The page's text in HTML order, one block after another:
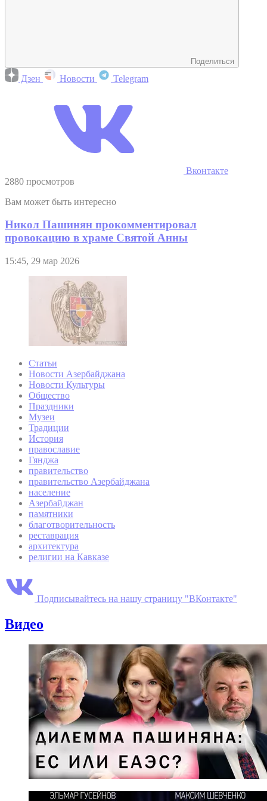
Поделиться
Дзен Новости Telegram
Вконтакте
2880 просмотров
Вам может быть интересно
Никол Пашинян прокомментировал
провокацию в храме Святой Анны
15:45, 29 мар 2026
Статьи
Новости Азербайджана
Новости Культуры
Общество
Праздники
Музеи
Традиции
История
православие
Гянджа
правительство
правительство Азербайджана
население
Азербайджан
памятники
благотворительность
реставрация
архитектура
религии на Кавказе
Подписывайтесь на нашу страницу "ВКонтакте"
Видео